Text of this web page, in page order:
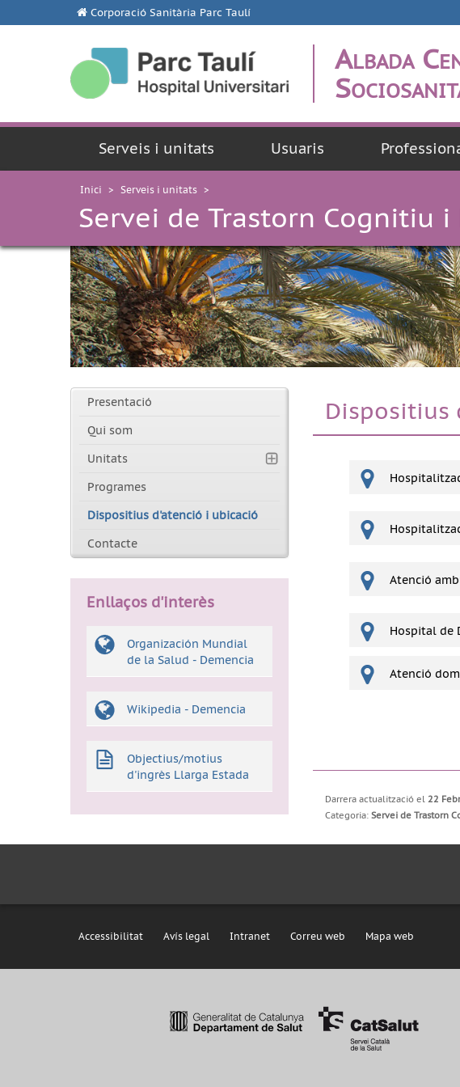
Corporació Sanitària Parc Taulí
Albada
Serveis i unitats Usuaris
Inici > Serveis i unitats >
Servei de Trastorn Cognitiu i
Dispositius
Atenció
Hospital de
Atenció
Darrera actualització el 22
Categoria: Servei de Trastorn
Presentació
Qui som
Unitats
Programes
Dispositius d'atenció i ubicació
Contacte
Enllaços d'interès
Organización Mundial
de la Salud - Demencia
Wikipedia - Demencia
Objectius/motius
d'ingrès Llarga Estada
Accessibilitat Avís legal Intranet Correu web Mapa web